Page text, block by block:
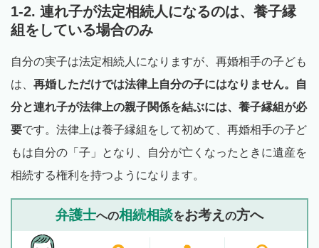
1-2. 連れ子が法定相続人になるのは、養子縁
組をしている場合のみ
自分の実子は法定相続人になりますが、再婚相手の子ども
は、 再婚しただけでは法律上自分の子にはなりません。自
分と連れ子が法律上の親子関係を結ぶには、養子縁組が必
要です。法律上は養子縁組をして初めて、再婚相手の子ど
もは自分の「子」となり、自分が亡くなったときに遺産を
相続する権利を持つようになります。
弁護士への相続相談をお考え の方へ